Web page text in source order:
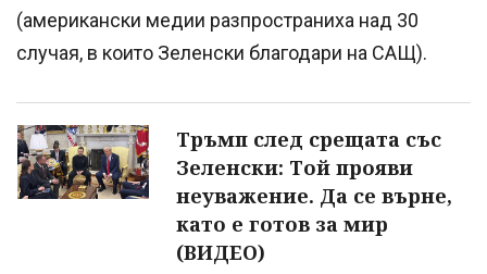
(американски медии разпространиха над 30
случая, в които Зеленски благодари на САЩ).
Тръмп след срещата със
Зеленски: Той прояви
неуважение. Да се върне,
като е готов за мир
(ВИДЕО)